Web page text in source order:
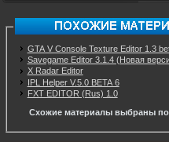
GTA V Console Texture Editor 1.3
Savegame Editor 3.1.4 (Новая
X Radar Editor
IPL Helper V.5.0 BETA 6
FXT EDITOR (Rus) 1.0
Схожие материалы выбраны по